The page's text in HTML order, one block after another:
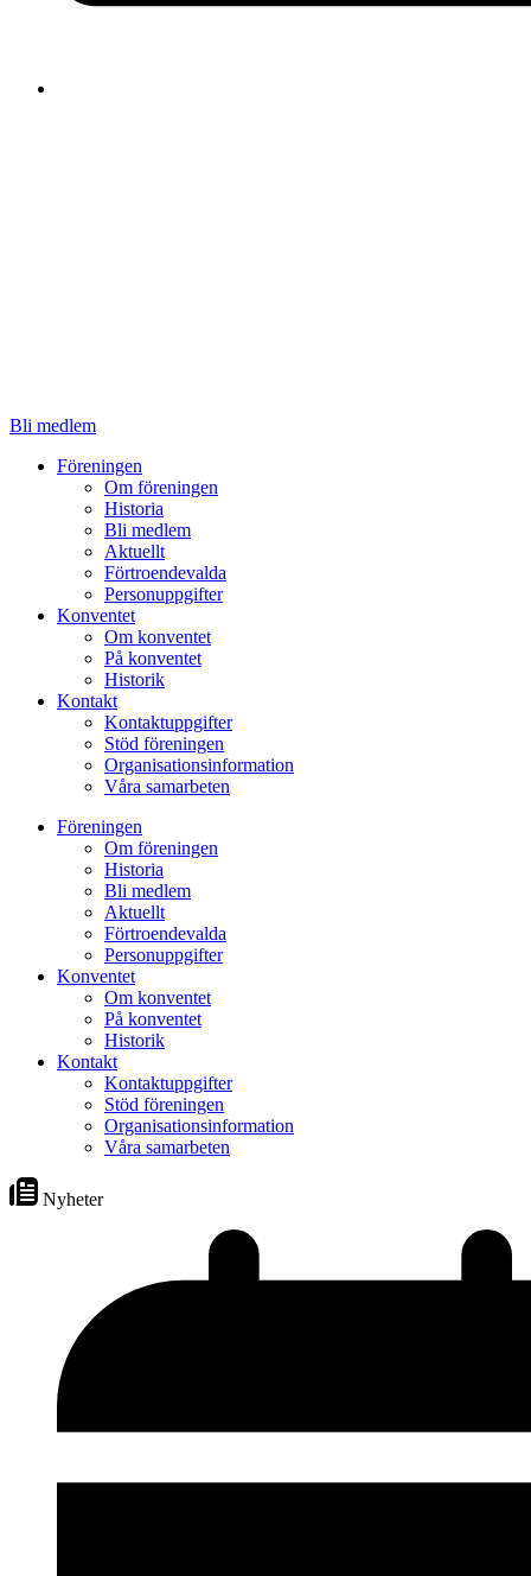
Bli medlem
Föreningen
Om föreningen
Historia
Bli medlem
Aktuellt
Förtroendevalda
Personuppgifter
Konventet
Om konventet
På konventet
Historik
Kontakt
Kontaktuppgifter
Stöd föreningen
Organisationsinformation
Våra samarbeten
Föreningen
Om föreningen
Historia
Bli medlem
Aktuellt
Förtroendevalda
Personuppgifter
Konventet
Om konventet
På konventet
Historik
Kontakt
Kontaktuppgifter
Stöd föreningen
Organisationsinformation
Våra samarbeten
Nyheter